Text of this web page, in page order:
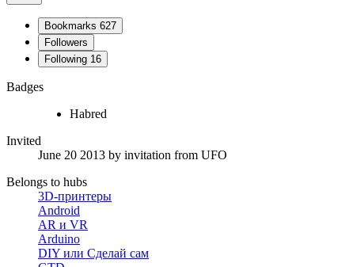
Bookmarks 627
Followers
Following 16
Badges
Habred
Invited
June 20 2013 by invitation from UFO
Belongs to hubs
3D-принтеры
Android
AR и VR
Arduino
DIY или Сделай сам